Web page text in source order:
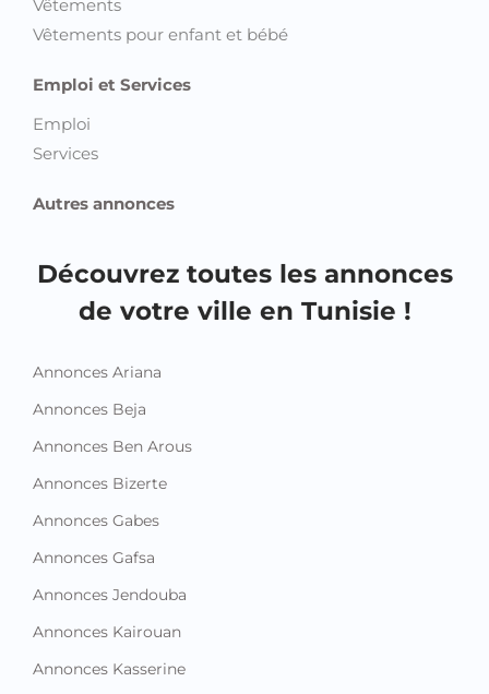
Vêtements
Vêtements pour enfant et bébé
Emploi et Services
Emploi
Services
Autres annonces
Découvrez toutes les annonces
de votre ville en Tunisie !
Annonces Ariana
Annonces Beja
Annonces Ben Arous
Annonces Bizerte
Annonces Gabes
Annonces Gafsa
Annonces Jendouba
Annonces Kairouan
Annonces Kasserine